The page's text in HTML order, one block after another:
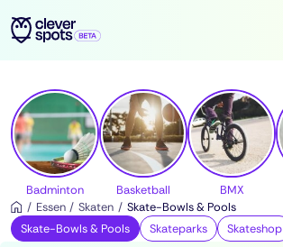
cleverspots - Sport
Badminton Basketball BMX
Essen
Skaten
Skate-Bowls & Pools
Skate-Bowls & Pools
Skateparks Skateshop